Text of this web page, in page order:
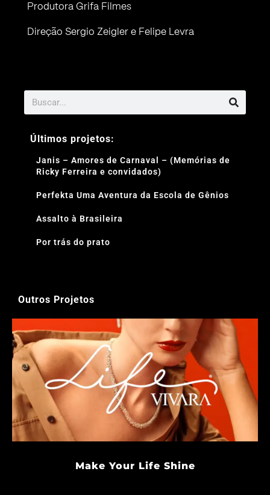
Produtora Grifa Filmes
Direção Sergio Zeigler e Felipe Levra
Últimos projetos:
Janis – Amores de Carnaval – (Memórias de
Ricky Ferreira e convidados)
Perfekta Uma Aventura da Escola de Gênios
Assalto à Brasileira
Por trás do prato
Outros Projetos
Make Your Life Shine